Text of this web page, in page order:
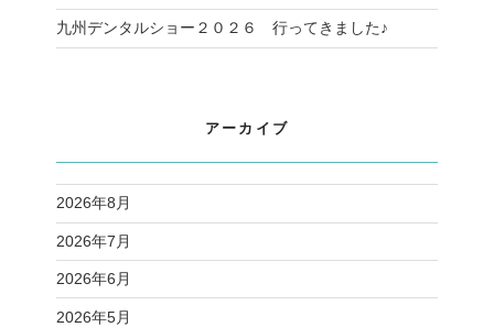
九州デンタルショー２０２６ 行ってきました♪
アーカイブ
2026年8月
2026年7月
2026年6月
2026年5月